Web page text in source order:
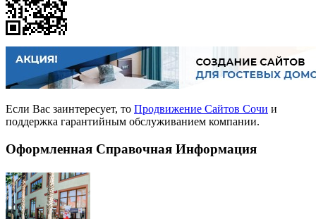
Если Вас заинтересует, то Продвижение Сайтов Сочи и
поддержка гарантийным обслуживанием компании.
Оформленная Справочная Информация